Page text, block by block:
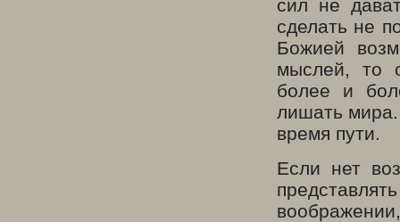
сил не
сделать не
Божией
мыслей, то
более и
лишать
время пути.
Если нет